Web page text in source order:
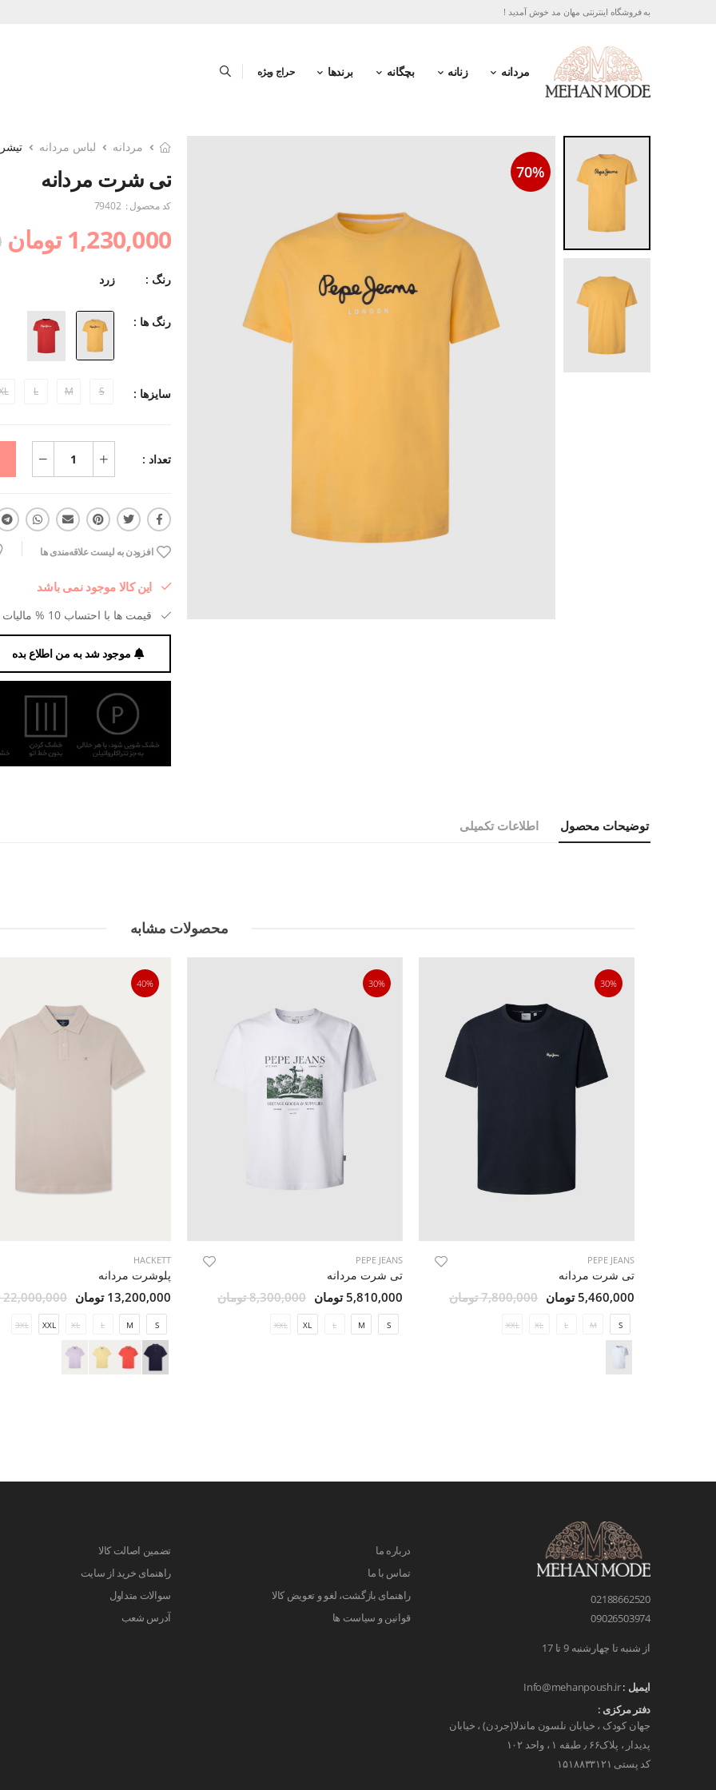
به فروشگاه اینترنتی مهان مد خوش آمدید !
مردانه زنانه بچگانه برندها حراج ویژه
70%
مردانه لباس مردانه
تی شرت مردانه
کد محصول : 79402
1,230,000 تومان
رنگ : زرد
رنگ ها :
سایزها : S
M
L
تعداد :
افزودن به لیست علاقه‌مندی ها
این کالا موجود نمی باشد
قیمت ها با احتساب 10 % مالیات بر ارزش افزوده می باشد.
موجود شد به من اطلاع بده
توضیحات محصول اطلاعات تکمیلی
محصولات مشابه
30%
PEPE JEANS
تی شرت مردانه
5,460,000 تومان 7,800,000 تومان
S
M
L
XL
XXL
30%
PEPE JEANS
تی شرت مردانه
5,810,000 تومان 8,300,000 تومان
S
M
L
XL
XXL
40%
HACKETT
پلوشرت مردانه
13,200,000 تومان 22,000,000 تومان
S
M
L
XL
XXL
3XL
02188662520
09026503974
از شنبه تا چهارشنبه 9 تا 17
ایمیل :Info@mehanpoush.ir
دفتر مرکزی :
جهان کودک ، خیابان نلسون ماندلا(جردن) ، خیابان
پدیدار ، پلاک۶۶ ٫ طبقه ۱ ، واحد ۱۰۲
کد پستی ۱۵۱۸۸۳۳۱۲۱
درباره ما
تماس با ما
راهنمای بازگشت، لغو و تعویض کالا
قوانین و سیاست ها
تضمین اصالت کالا
راهنمای خرید از سایت
سوالات متداول
آدرس شعب